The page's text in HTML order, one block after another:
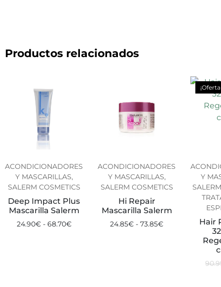
Productos relacionados
ACONDICIONADORES
Y MASCARILLAS,
SALERM COSMETICS
Deep Impact Plus
Mascarilla Salerm
24.90€ - 68.70€
ACONDICIONADORES
Y MASCARILLAS,
SALERM COSMETICS
Hi Repair
Mascarilla Salerm
24.85€ - 73.85€
Y
Hair